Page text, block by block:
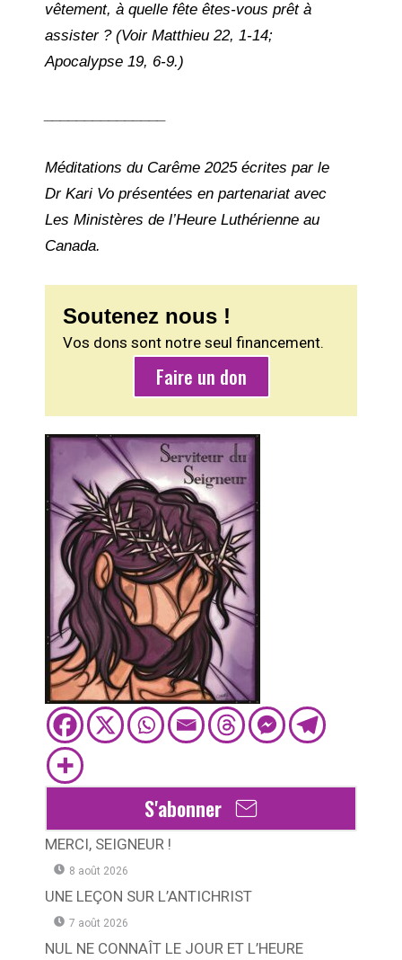
vêtement, à quelle fête êtes-vous prêt à
assister ? (Voir Matthieu 22, 1-14;
Apocalypse 19, 6-9.)
Méditations du Carême 2025 écrites par le
Dr Kari Vo présentées en partenariat avec
Les Ministères de l’Heure Luthérienne au
Canada.
Soutenez nous !
Vos dons sont notre seul financement.
Faire un don
S'abonner
MERCI, SEIGNEUR !
8 août 2026
UNE LEÇON SUR L’ANTICHRIST
7 août 2026
NUL NE CONNAÎT LE JOUR ET L’HEURE